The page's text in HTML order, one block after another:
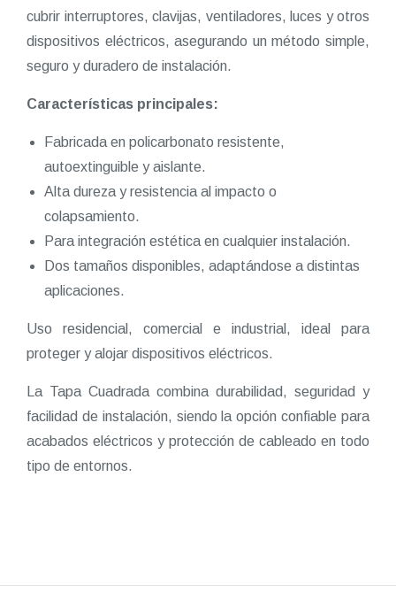
cubrir interruptores, clavijas, ventiladores, luces y otros
dispositivos eléctricos, asegurando un método simple,
seguro y duradero de instalación.
Características principales:
Fabricada en policarbonato resistente,
autoextinguible y aislante.
Alta dureza y resistencia al impacto o
colapsamiento.
Para integración estética en cualquier instalación.
Dos tamaños disponibles, adaptándose a distintas
aplicaciones.
Uso residencial, comercial e industrial, ideal para
proteger y alojar dispositivos eléctricos.
La Tapa Cuadrada combina durabilidad, seguridad y
facilidad de instalación, siendo la opción confiable para
acabados eléctricos y protección de cableado en todo
tipo de entornos.